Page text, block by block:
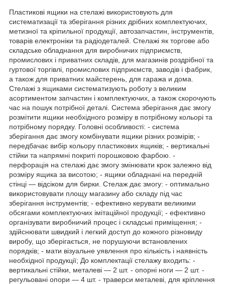
Пластикові ящики на стелажі використовують для
систематизації та зберігання різних дрібних комплектуючих,
метизної та кріпильної продукції, автозапчастин, інструментів,
товарів електроніки та радіодеталей. Стелажі як торгове або
складське обладнання для виробничих підприємств,
промислових і приватних складів, для магазинів роздрібної та
гуртової торгівлі, промислових підприємств, заводів і фабрик,
а також для приватних майстерень, для гаража и дома.
Стелажі з ящиками систематизують роботу з великим
асортиментом запчастин і комплектуючих, а також скорочують
час на пошук потрібної деталі. Система зберігання дає змогу
розмітити ящики необхідного розміру в потрібному кольорі та
потрібному порядку. Головні особливості: - система
зберігання дає змогу комбінувати ящики різних розмірів; -
передбачає вибір кольору пластикових ящиків; - вертикальні
стійки та напрямні покриті порошковою фарбою. -
перфорація на стелажі дає змогу змінювати крок залежно від
розміру ящика за висотою; - ящики обладнані на передній
стінці — відсіком для бирки. Стелаж дає змогу: - оптимально
використовувати площу магазину або складу під час
зберігання інструментів; - ефективно керувати великими
обсягами комплектуючих імітаційної продукції; - ефективно
організувати виробничий процес і складські приміщення; -
здійснювати швидкий і легкий доступ до кожного різновиду
виробу, що зберігається, не порушуючи встановлених
порядків; - мати візуальне уявлення про кількість і наявність
необхідної продукції; До комплектації стелажу входить: -
вертикальні стійки, металеві — 2 шт. - опорні ноги — 2 шт. -
регульовані опори — 4 шт. - траверси металеві, для кріплення